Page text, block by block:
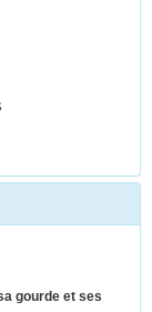
gourde et ses